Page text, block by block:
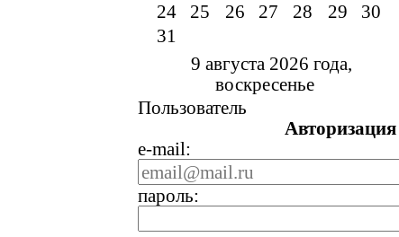
24
25 26 27 28 29
30
31
9 августа 2026 года,
воскресенье
Пользователь
Авторизация
e-mail:
пароль: